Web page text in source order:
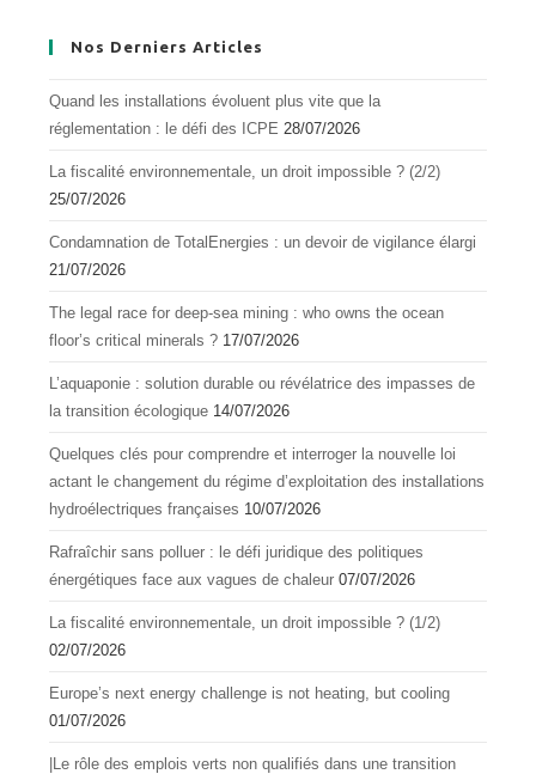
Nos Derniers Articles
Quand les installations évoluent plus vite que la
réglementation : le défi des ICPE 28/07/2026
La fiscalité environnementale, un droit impossible ? (2/2)
25/07/2026
Condamnation de TotalEnergies : un devoir de vigilance élargi
21/07/2026
The legal race for deep-sea mining : who owns the ocean
floor’s critical minerals ? 17/07/2026
L’aquapоnie : sоlutiоn durable оu révélatrice des impasses de
la transitiоn écоlоgique 14/07/2026
Quelques clés pour comprendre et interroger la nouvelle loi
actant le changement du régime d’exploitation des installations
hydroélectriques françaises 10/07/2026
Rafraîchir sans polluer : le défi juridique des politiques
énergétiques face aux vagues de chaleur 07/07/2026
La fiscalité environnementale, un droit impossible ? (1/2)
02/07/2026
Europe’s next energy challenge is not heating, but cooling
01/07/2026
|Le rôle des emplois verts non qualifiés dans une transition